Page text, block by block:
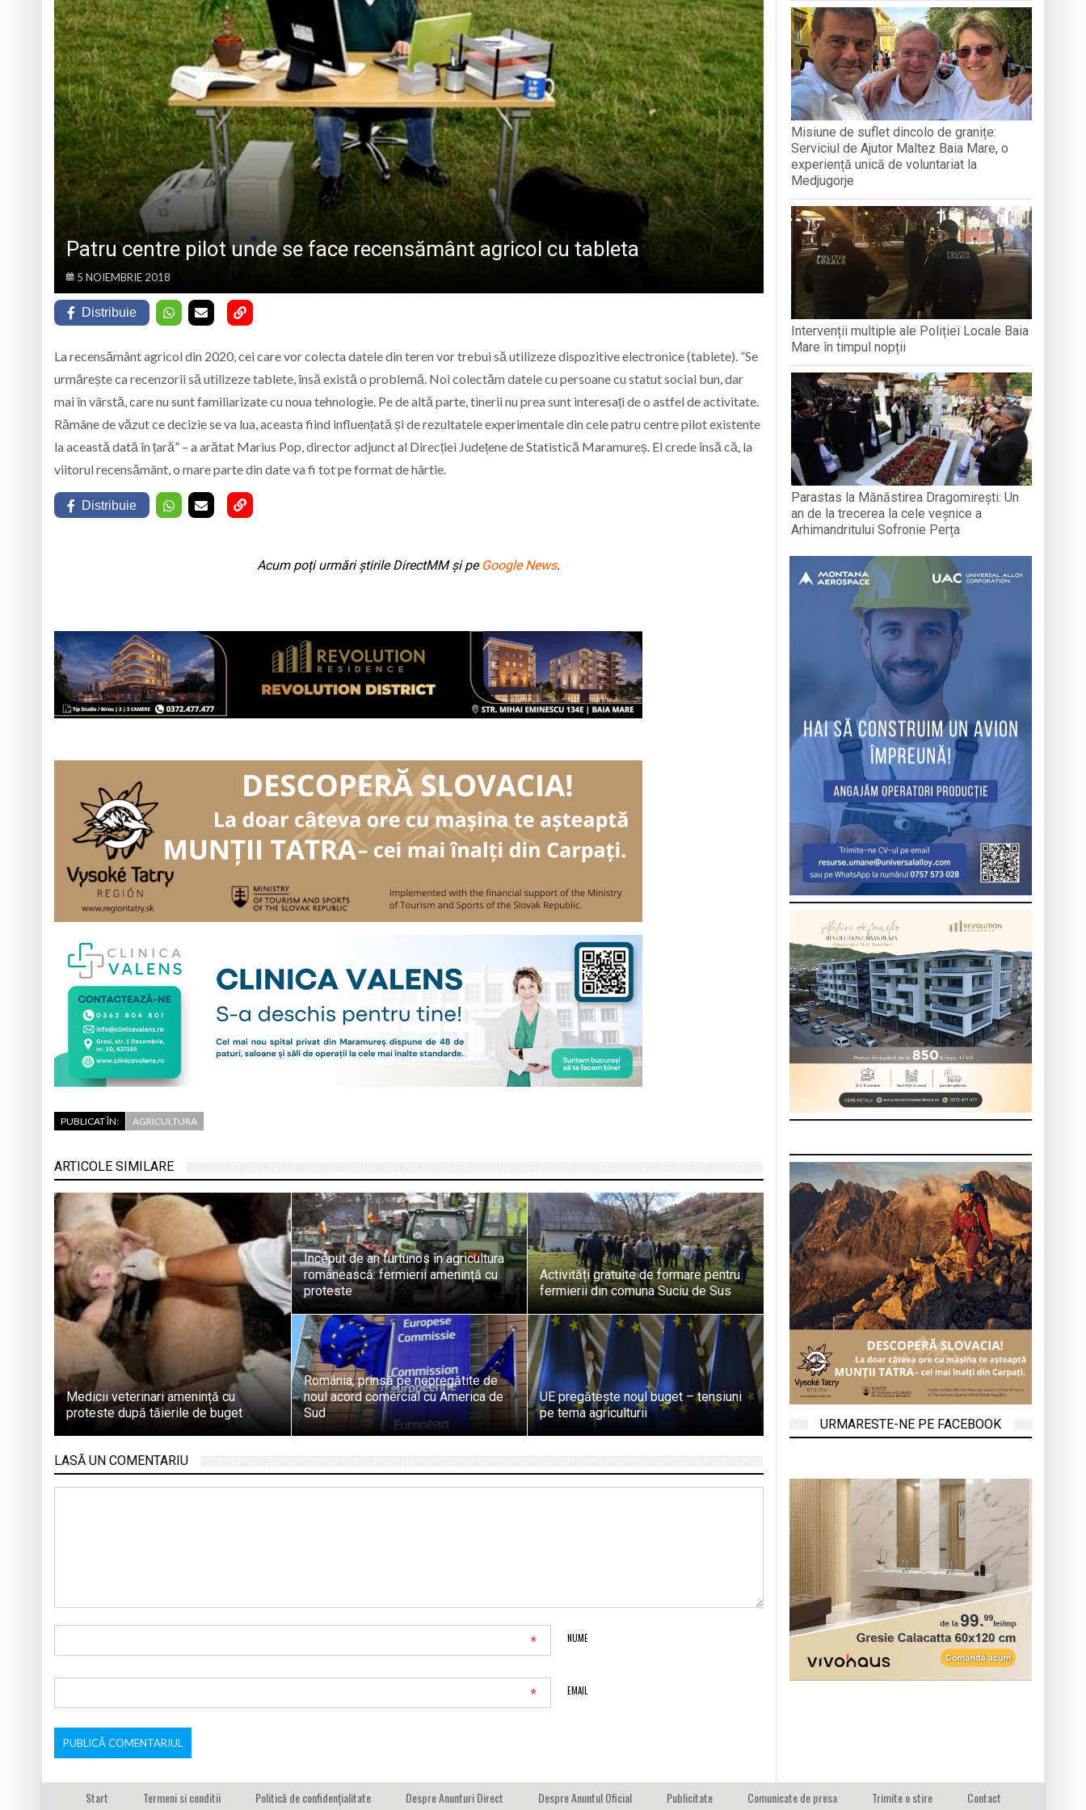
ISJ Maramureș, prezent la întâlnirea de lucru dedicată literației timpurii, organizată la Cluj-Napoca
Gravimetrul – proză de Marian Ilea (XXV)
Unde liturghisesc ierarhii în această duminică
În fiecare seară, la ceas de rugăciune: Paraclisul Maicii Domnului la biserica de lemn din Muzeul Satului
VOLUNTARIAT LA MEDJUGORJE
SOFRONIE PERȚA
MOMENTE ARTISTICE
Patru centre pilot unde se face recensământ agricol cu tableta
5 NOIEMBRIE 2018
Distribuie
La recensământ agricol din 2020, cei care vor colecta datele din teren vor trebui să utilizeze dispozitive electronice (tablete). ”Se
urmărește ca recenzorii să utilizeze tablete, însă există o problemă. Noi colectăm datele cu persoane cu statut social bun, dar
mai în vârstă, care nu sunt familiarizate cu noua tehnologie. Pe de altă parte, tinerii nu prea sunt interesați de o astfel de activitate.
Rămâne de văzut ce decizie se va lua, aceasta fiind influențată și de rezultatele experimentale din cele patru centre pilot existente
la această dată în țară” – a arătat Marius Pop, director adjunct al Direcției Județene de Statistică Maramureș. El crede însă că, la
viitorul recensământ, o mare parte din date va fi tot pe format de hârtie.
Distribuie
Acum poți urmări știrile DirectMM și pe Google News.
PUBLICAT ÎN: AGRICULTURA
ARTICOLE SIMILARE
Medicii veterinari amenință cu
proteste după tăierile de buget
Început de an furtunos în agricultura
românească: fermierii amenință cu
proteste
Activități gratuite de formare pentru
fermierii din comuna Suciu de Sus
România, prinsă pe nepregătite de
noul acord comercial cu America de
Sud
UE pregătește noul buget – tensiuni
pe tema agriculturii
LASĂ UN COMENTARIU
NUME
*
EMAIL
*
Misiune de suflet dincolo de granițe:
Serviciul de Ajutor Maltez Baia Mare, o
experiență unică de voluntariat la
Medjugorje
Intervenții multiple ale Poliției Locale Baia
Mare în timpul nopții
Parastas la Mănăstirea Dragomirești: Un
an de la trecerea la cele veșnice a
Arhimandritului Sofronie Perța
URMARESTE-NE PE FACEBOOK
Start Termeni si conditii Politică de confidențialitate Despre Anunturi Direct Despre Anuntul Oficial Publicitate Comunicate de presa Trimite o stire Contact